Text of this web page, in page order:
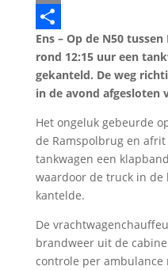
Email
Delen
Ens – Op de N50
rond 12:15 uur een
gekanteld. De weg
in de avond afgesloten
Het ongeluk gebeurde
de Ramspolbrug en
tankwagen een
waardoor de truck in de
kantelde.
De
brandweer uit de
controle per ambulance